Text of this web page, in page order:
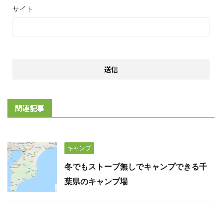
サイト
関連記事
キャンプ
冬でもストーブ無しでキャンプできる千
葉県のキャンプ場